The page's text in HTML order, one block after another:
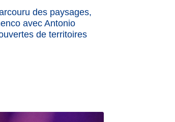
des paysages,
avec Antonio
de territoires